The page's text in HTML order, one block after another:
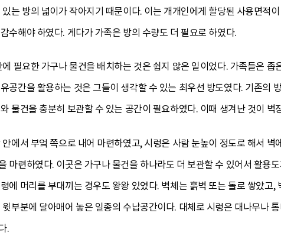
는 방의 넓이가 작아지기 때문이다. 이는 개개인에게 할당된 사용면적
수해야 하였다. 게다가 가족은 방의 수량도 더 필요로 하였다.
에 필요한 가구나 물건을 배치하는 것은 쉽지 않은 일이었다. 가족들은
공간을 활용하는 것은 그들이 생각할 수 있는 최우선 방도였다. 기존의
물건을 충분히 보관할 수 있는 공간이 필요하였다. 이때 생겨난 것이 벽
안에서 부엌 쪽으로 내어 마련하였고, 시렁은 사람 눈높이 정도로 해서
마련하였다. 이곳은 가구나 물건을 하나라도 더 보관할 수 있어서 활용
에 머리를 부대끼는 경우도 왕왕 있었다. 벽체는 흙벽 또는 돌로 쌓았
윗부분에 달아매어 놓은 일종의 수납공간이다. 대체로 시렁은 대나무나
.